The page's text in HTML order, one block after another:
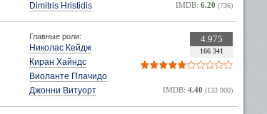
Dimitris Hristidis
IMDB: 6.20 (736)
Главные роли:
Николас Кейдж
Киран Хайндс
Виоланте Плачидо
Джонни Витуорт
4.975
166 341
IMDB: 4.40 (133 000)